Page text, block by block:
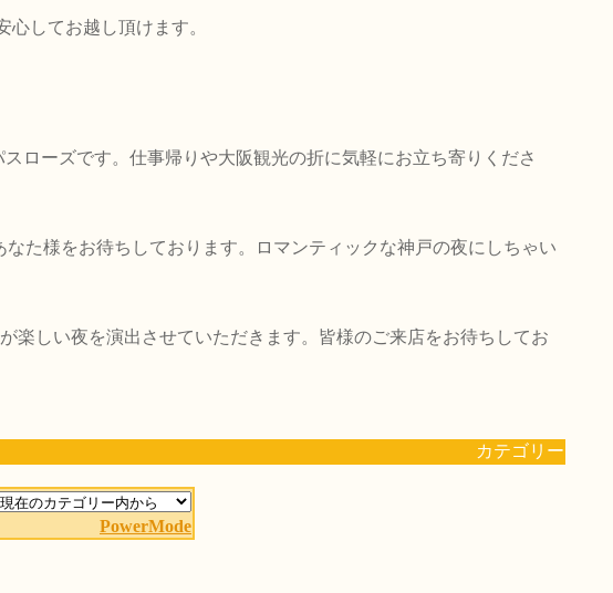
してお越し頂けます。
ローズです。仕事帰りや大阪観光の折に気軽にお立ち寄りくださ
た様をお待ちしております。ロマンティックな神戸の夜にしちゃい
楽しい夜を演出させていただきます。皆様のご来店をお待ちしてお
カテゴリー
PowerMode